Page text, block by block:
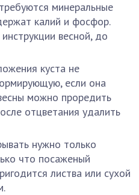
минеральные
калий и фосфор.
весной, до
куста не
если она
можно проредить
отцветания удалить
нужно только
что посаженый
листва или сухой